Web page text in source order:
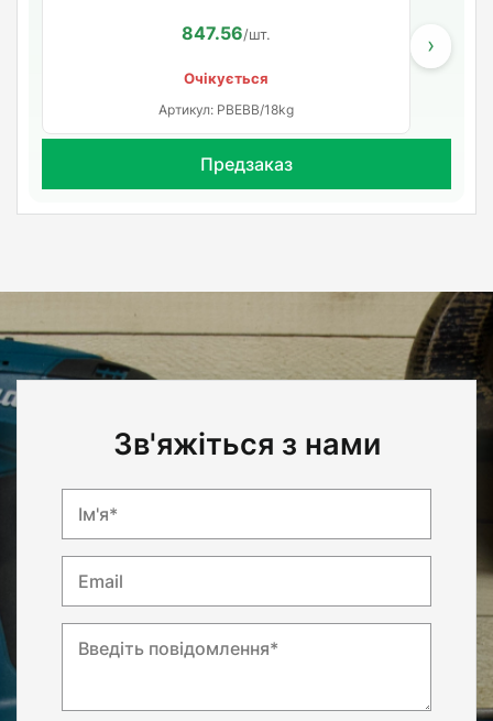
847.56/шт.
Очікується
Артикул: PBEBB/18kg
›
Предзаказ
Зв'яжіться з нами
Ім'я*
Email
Введіть повідомлення*